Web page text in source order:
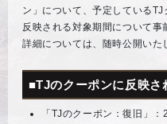
ン」について、予定している
反映される対象期間について事
詳細については、随時公開いた
■TJのクーポンに反映さ
「TJのクーポン：復旧」